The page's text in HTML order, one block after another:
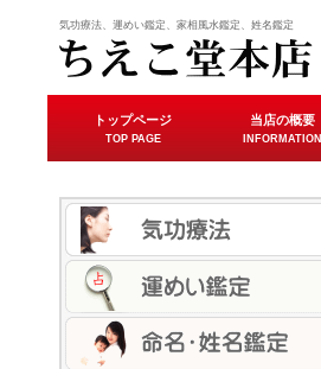
気功療法、運めい鑑定、家相風水鑑定、姓名鑑定
トップページ
TOP PAGE
当店の概要
INFORMATION